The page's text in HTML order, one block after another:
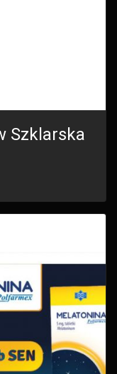
Szklarska